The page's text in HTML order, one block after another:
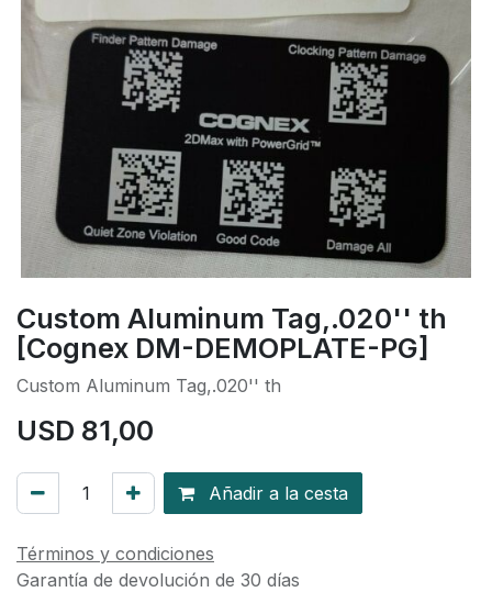
Custom Aluminum Tag,.020'' th
[Cognex DM-DEMOPLATE-PG]
Custom Aluminum Tag,.020'' th
USD 81,00
Añadir a la cesta
Términos y condiciones
Garantía de devolución de 30 días